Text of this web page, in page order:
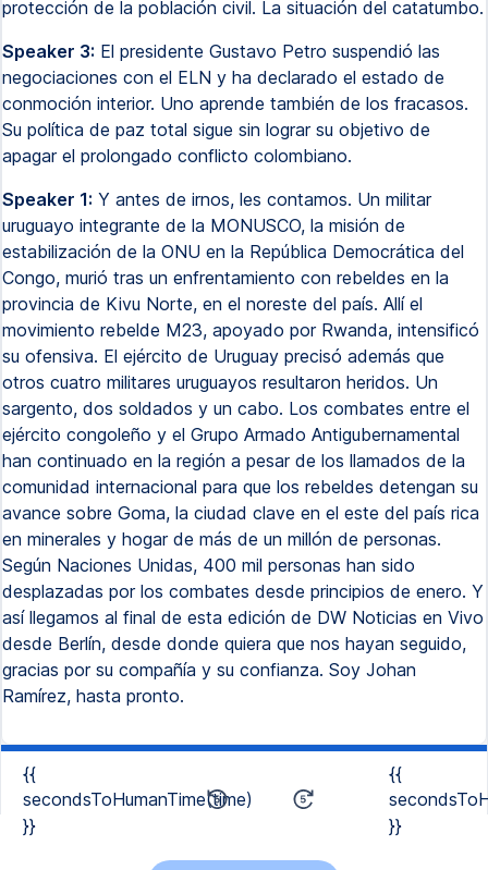
protección de la población civil. La situación del catatumbo.
Speaker 3: El presidente Gustavo Petro suspendió las
negociaciones con el ELN y ha declarado el estado de
conmoción interior. Uno aprende también de los fracasos.
Su política de paz total sigue sin lograr su objetivo de
apagar el prolongado conflicto colombiano.
Speaker 1: Y antes de irnos, les contamos. Un militar
uruguayo integrante de la MONUSCO, la misión de
estabilización de la ONU en la República Democrática del
Congo, murió tras un enfrentamiento con rebeldes en la
provincia de Kivu Norte, en el noreste del país. Allí el
movimiento rebelde M23, apoyado por Rwanda, intensificó
su ofensiva. El ejército de Uruguay precisó además que
otros cuatro militares uruguayos resultaron heridos. Un
sargento, dos soldados y un cabo. Los combates entre el
ejército congoleño y el Grupo Armado Antigubernamental
han continuado en la región a pesar de los llamados de la
comunidad internacional para que los rebeldes detengan su
avance sobre Goma, la ciudad clave en el este del país rica
en minerales y hogar de más de un millón de personas.
Según Naciones Unidas, 400 mil personas han sido
desplazadas por los combates desde principios de enero. Y
así llegamos al final de esta edición de DW Noticias en Vivo
desde Berlín, desde donde quiera que nos hayan seguido,
gracias por su compañía y su confianza. Soy Johan
Ramírez, hasta pronto.
{{
secondsToHumanTime(time)
}}
{{
}}